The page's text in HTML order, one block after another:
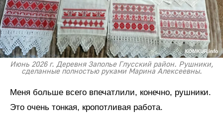
Июнь 2026 г. Деревня Заполье Глусский район. Рушники,
сделанные полностью руками Марина Алексеевны.
Меня больше всего впечатлили, конечно, рушники.
Это очень тонкая, кропотливая работа.